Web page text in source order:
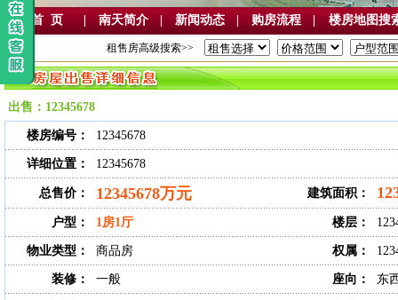
首 页 南天简介 新闻动态 购房流程 楼房地图搜
租售房高级搜索>>
出售：12345678
楼房编号： 12345678
详细位置： 12345678
总售价： 12345678万元 建筑面积：
户型： 1房1厅 楼层：
物业类型： 商品房 权属：
装修： 一般 座向： 东